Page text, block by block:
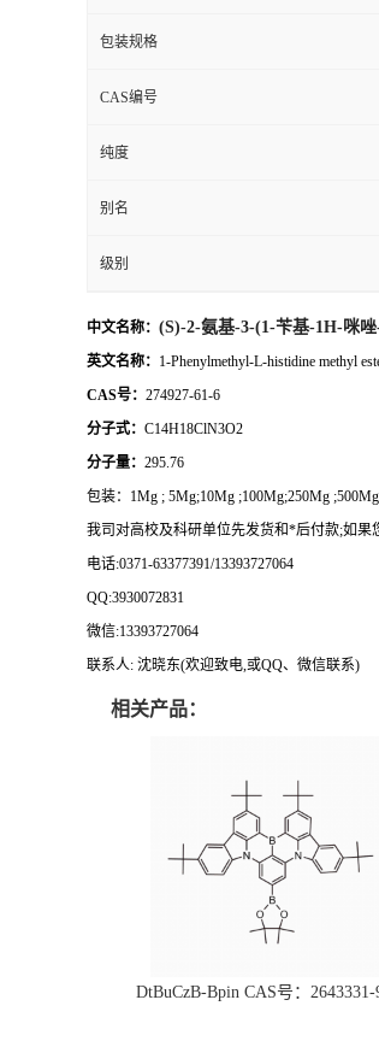
包装规格
CAS编号
纯度
别名
级别
中文名称： (S)-2-氨基-3-(1-苄基-1H-咪
英文名称： 1-Phenylmethyl-L-histidine methyl
CAS号： 274927-61-6
分子式： C14H18ClN3O2
分子量： 295.76
包装： 1Mg ; 5Mg;10Mg ;100Mg;250Mg
我司对高校及科研单位先发货和*后付款;如果
电话:0371-63377391/13393727064
QQ:3930072831
微信:13393727064
联系人: 沈晓东(欢迎致电,或QQ、微信联系)
相关产品：
DtBuCzB-Bpin CAS号：2643331-